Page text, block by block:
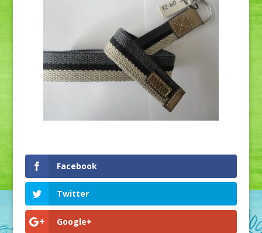
Facebook
Twitter
Google+